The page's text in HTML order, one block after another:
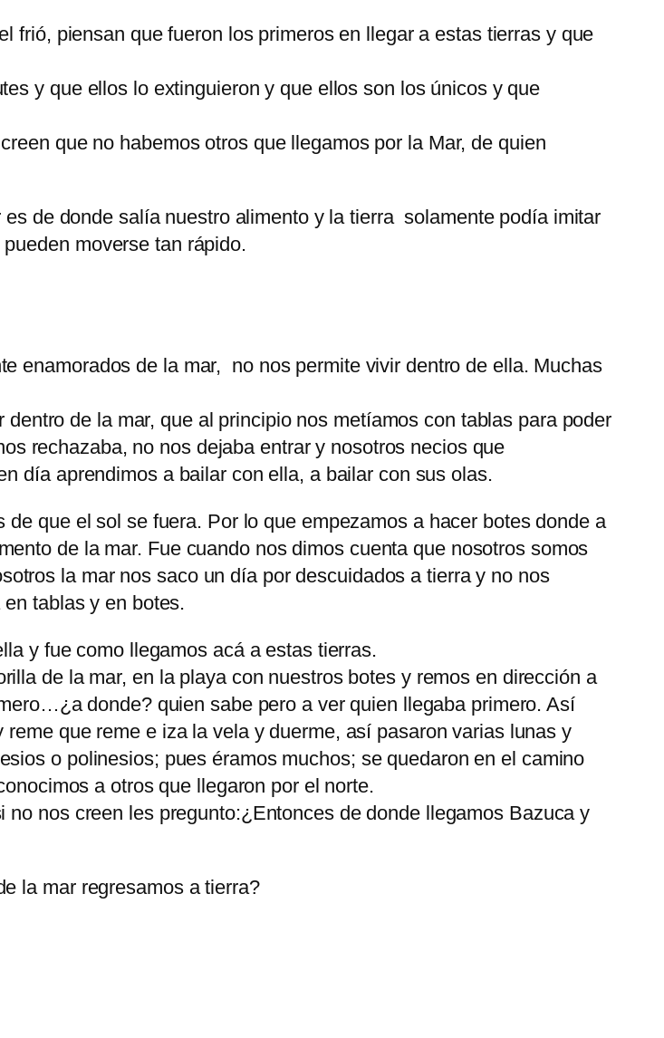
frió, piensan que fueron los primeros en llegar a estas tierras y que
y que ellos lo extinguieron y que ellos son los únicos y que
que no habemos otros que llegamos por la Mar, de quien
de donde salía nuestro alimento y la tierra solamente podía imitar
moverse tan rápido.
enamorados de la mar, no nos permite vivir dentro de ella. Muchas
de la mar, que al principio nos metíamos con tablas para poder
rechazaba, no nos dejaba entrar y nosotros necios que
día aprendimos a bailar con ella, a bailar con sus olas.
que el sol se fuera. Por lo que empezamos a hacer botes donde a
de la mar. Fue cuando nos dimos cuenta que nosotros somos
la mar nos saco un día por descuidados a tierra y no nos
tablas y en botes.
y fue como llegamos acá a estas tierras.
de la mar, en la playa con nuestros botes y remos en dirección a
donde? quien sabe pero a ver quien llegaba primero. Así
que reme e iza la vela y duerme, así pasaron varias lunas y
o polinesios; pues éramos muchos; se quedaron en el camino
a otros que llegaron por el norte.
nos creen les pregunto:¿Entonces de donde llegamos Bazuca y
la mar regresamos a tierra?